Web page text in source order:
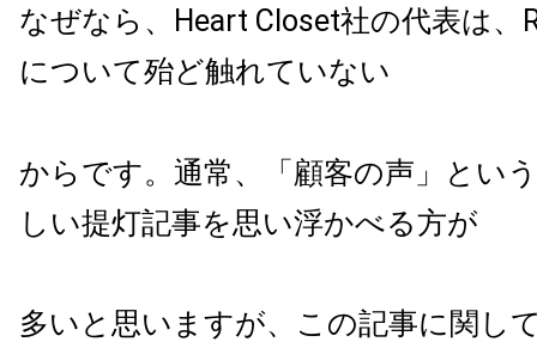
なぜなら、 Heart Closet社の代表は、
について殆ど触れていない
からです。通常、「顧客の声」とい
しい提灯記事を思い浮かべる方が
多いと思いますが、この記事に関し